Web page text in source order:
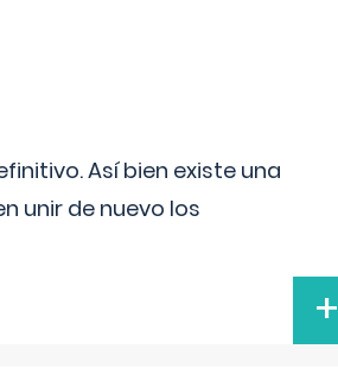
Así bien existe una
unir de nuevo los
+